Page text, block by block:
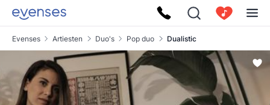
Evenses Artiesten Duo's Pop duo Dualistic